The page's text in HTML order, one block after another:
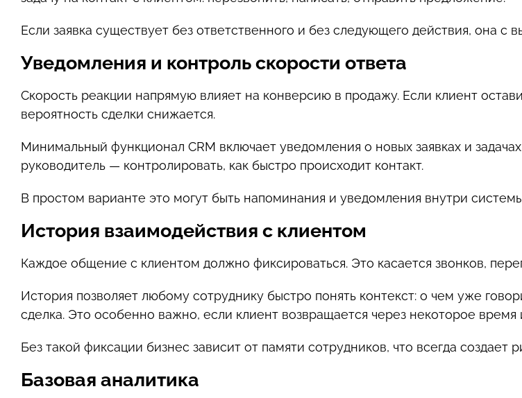
Если заявка существует без ответственного и без следующего действия, она с
Уведомления и контроль скорости ответа
Скорость реакции напрямую влияет на конверсию в продажу. Если клиент
вероятность сделки снижается.
Минимальный функционал CRM включает уведомления о новых заявках и
руководитель — контролировать, как быстро происходит контакт.
В простом варианте это могут быть напоминания и уведомления внутри
История взаимодействия с клиентом
Каждое общение с клиентом должно фиксироваться. Это касается звонков,
История позволяет любому сотруднику быстро понять контекст: о чем уже
сделка. Это особенно важно, если клиент возвращается через некоторое
Без такой фиксации бизнес зависит от памяти сотрудников, что всегда создает
Базовая аналитика